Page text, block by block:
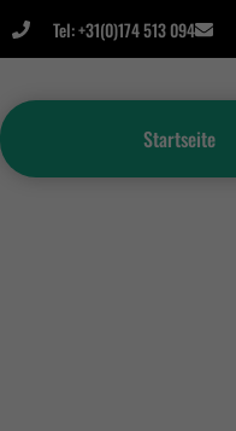
Tel: +31(0)174 513 094
Startseite